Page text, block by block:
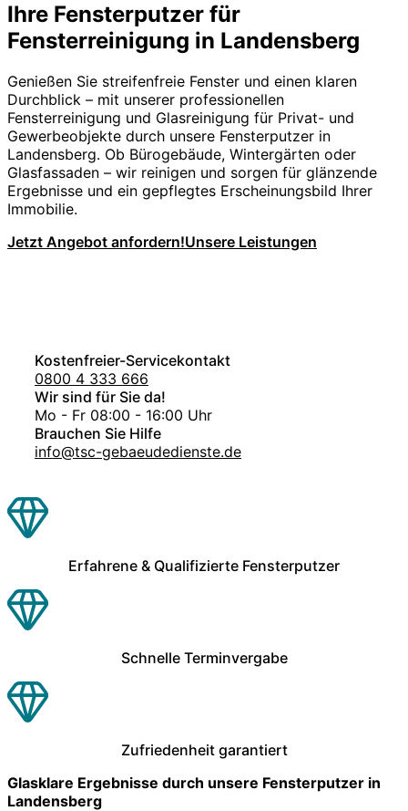
Ihre Fensterputzer für
Fensterreinigung in Landensberg
Genießen Sie streifenfreie Fenster und einen klaren
Durchblick – mit unserer professionellen
Fensterreinigung und Glasreinigung für Privat- und
Gewerbeobjekte durch unsere Fensterputzer in
Landensberg. Ob Bürogebäude, Wintergärten oder
Glasfassaden – wir reinigen und sorgen für glänzende
Ergebnisse und ein gepflegtes Erscheinungsbild Ihrer
Immobilie.
Jetzt Angebot anfordern!Unsere Leistungen
Kostenfreier-Servicekontakt
0800 4 333 666
Wir sind für Sie da!
Mo - Fr 08:00 - 16:00 Uhr
Brauchen Sie Hilfe
info@tsc-gebaeudedienste.de
Erfahrene & Qualifizierte Fensterputzer
Schnelle Terminvergabe
Zufriedenheit garantiert
Glasklare Ergebnisse durch unsere Fensterputzer in
Landensberg